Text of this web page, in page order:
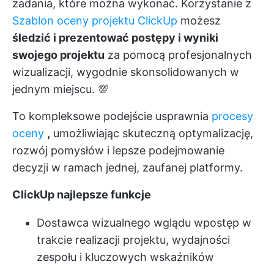
zadania, które można wykonać. Korzystanie z
Szablon oceny projektu ClickUp możesz
śledzić i prezentować postępy i wyniki
swojego projektu za pomocą profesjonalnych
wizualizacji, wygodnie skonsolidowanych w
jednym miejscu. 💯
To kompleksowe podejście usprawnia procesy
oceny , umożliwiając skuteczną optymalizację,
rozwój pomysłów i lepsze podejmowanie
decyzji w ramach jednej, zaufanej platformy.
ClickUp najlepsze funkcje
Dostawca wizualnego wglądu wpostęp w
trakcie realizacji projektu, wydajności
zespołu i kluczowych wskaźników